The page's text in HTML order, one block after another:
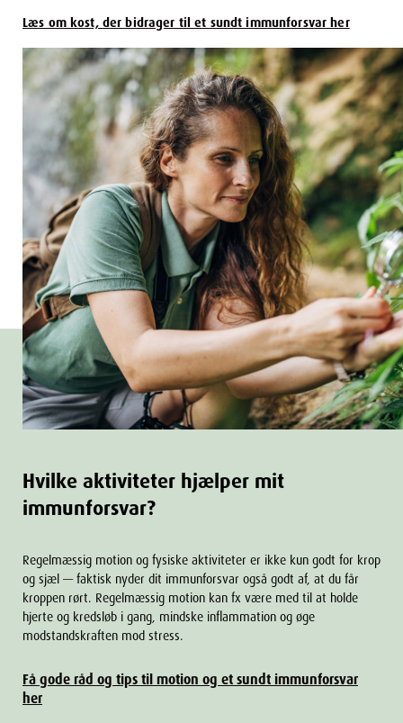
Læs om kost, der bidrager til et sundt immunforsvar her
Hvilke aktiviteter hjælper mit
immunforsvar?
Regelmæssig motion og fysiske aktiviteter er ikke kun godt for krop
og sjæl — faktisk nyder dit immunforsvar også godt af, at du får
kroppen rørt. Regelmæssig motion kan fx være med til at holde
hjerte og kredsløb i gang, mindske inflammation og øge
modstandskraften mod stress.
Få gode råd og tips til motion og et sundt immunforsvar
her